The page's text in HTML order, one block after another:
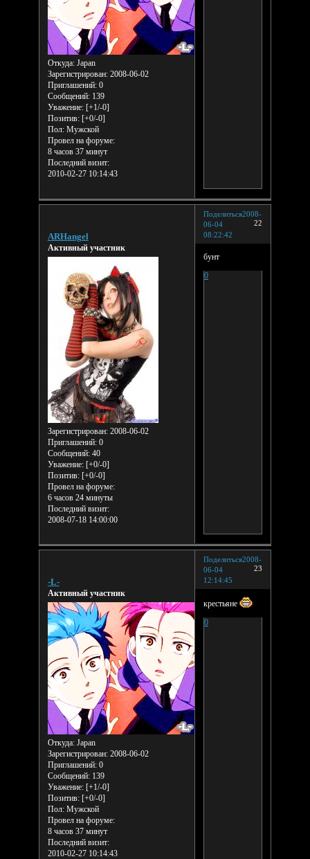
Откуда:Japan
Зарегистрирован: 2008-06-02
Приглашений:0
Сообщений:139
Уважение: [+1/-0]
Позитив: [+0/-0]
Пол:Мужской
Провел на форуме:
8 часов 37 минут
Последний визит:
2010-02-27 10:14:43
Поделиться
22
2008-
06-04
08:22:42
ARHangel
Активный участник
Зарегистрирован: 2008-06-02
Приглашений:0
Сообщений:40
Уважение: [+0/-0]
Позитив: [+0/-0]
Провел на форуме:
6 часов 24 минуты
Последний визит:
2008-07-18 14:00:00
бунт
0
Поделиться
23
2008-
06-04
12:14:45
-L-
Активный участник
Откуда:Japan
Зарегистрирован: 2008-06-02
Приглашений:0
Сообщений:139
Уважение: [+1/-0]
Позитив: [+0/-0]
Пол:Мужской
Провел на форуме:
8 часов 37 минут
Последний визит:
2010-02-27 10:14:43
крестьяне
0